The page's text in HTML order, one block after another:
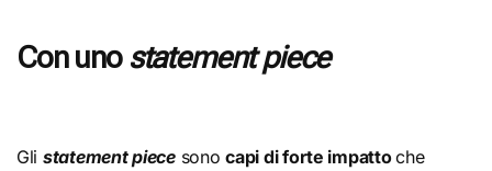
Con uno statement piece
Gli statement piecesonocapi di forte impattoche